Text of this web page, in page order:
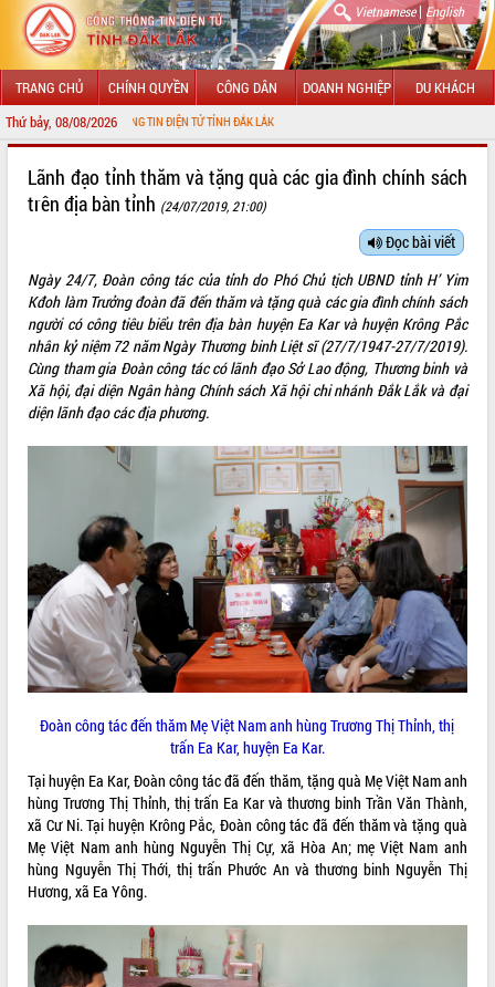
Vietnamese| English
TRANG CHỦ CHÍNH QUYỀN CÔNG DÂN DOANH NGHIỆP DU KHÁCH
Thứ bảy, 08/08/2026
CỔNG THÔNG TIN ĐIỆN TỬ TỈNH ĐẮK LẮK
LÃNH ĐẠO UBND TỈNH
SỞ, BAN, NGÀNH
UBND CÁC XÃ, PHƯỜNG
THÔNG TIN CHỈ ĐẠO ĐIỀU HÀNH
ĐIỂM TIN VĂN BẢN
QUY HOẠCH - KẾ HOẠCH
Lãnh đạo tỉnh thăm và tặng quà các gia đình chính sách
trên địa bàn tỉnh (24/07/2019, 21:00)
Đọc bài viết
Ngày 24/7, Đoàn công tác của tỉnh do Phó Chủ tịch UBND tỉnh H’ Yim
Kđoh làm Trưởng đoàn đã đến thăm và tặng quà các gia đình chính sách
người có công tiêu biểu trên địa bàn huyện Ea Kar và huyện Krông Pắc
nhân kỷ niệm 72 năm Ngày Thương binh Liệt sĩ (27/7/1947-27/7/2019).
Cùng tham gia Đoàn công tác có lãnh đạo Sở Lao động, Thương binh và
Xã hội, đại diện Ngân hàng Chính sách Xã hội chi nhánh Đắk Lắk và đại
diện lãnh đạo các địa phương.
Đoàn công tác đến thăm Mẹ Việt Nam anh hùng Trương Thị Thỉnh, thị
trấn Ea Kar, huyện Ea Kar.
Tại huyện Ea Kar, Đoàn công tác đã đến thăm, tặng quà Mẹ Việt Nam anh
hùng Trương Thị Thỉnh, thị trấn Ea Kar và thương binh Trần Văn Thành,
xã Cư Ni. Tại huyện Krông Pắc, Đoàn công tác đã đến thăm và tặng quà
Mẹ Việt Nam anh hùng Nguyễn Thị Cự, xã Hòa An; mẹ Việt Nam anh
hùng Nguyễn Thị Thới, thị trấn Phước An và thương binh Nguyễn Thị
Hương, xã Ea Yông.